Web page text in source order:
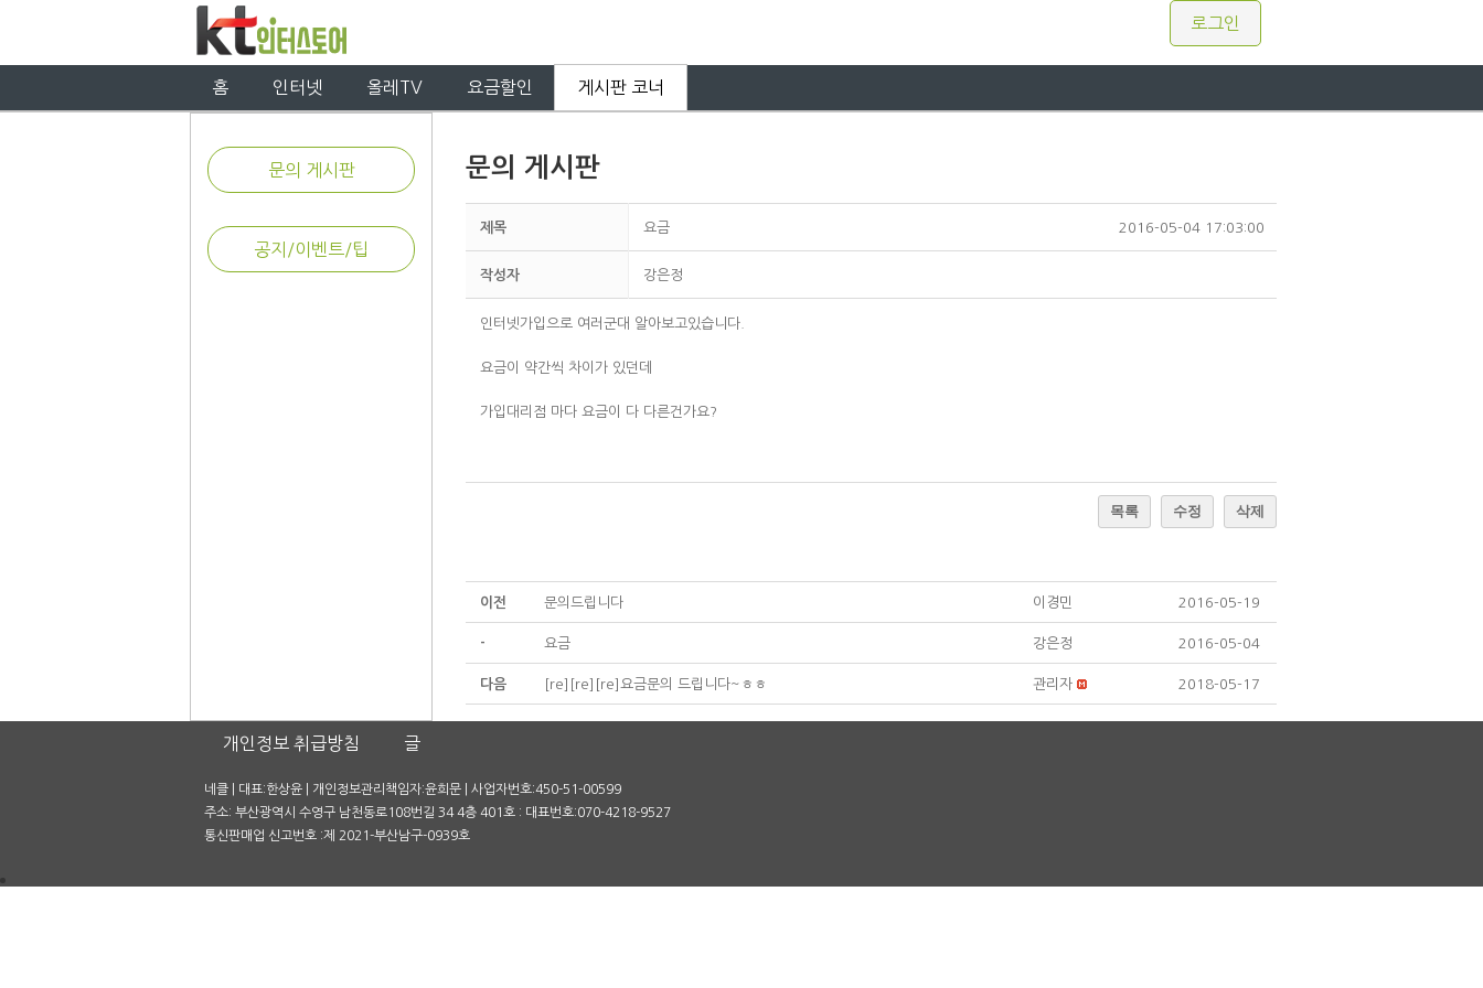
로그인
홈 인터넷 올레TV 요금할인 게시판 코너
문의 게시판
공지/이벤트/팁
문의 게시판
제목 요금 2016-05-04 17:03:00
작성자 강은정
인터넷가입으로 여러군대 알아보고있습니다.
요금이 약간씩 차이가 있던데
가입대리점 마다 요금이 다 다른건가요?
목록 수정 삭제
이전 문의드립니다 이경민 2016-05-19
- 요금 강은정 2016-05-04
다음 [re][re][re]요금문의 드립니다~ㅎㅎ 관리자 2018-05-17
개인정보 취급방침 글
네클 | 대표:한상윤 | 개인정보관리책임자:윤희문 | 사업자번호:450-51-00599
주소: 부산광역시 수영구 남천동로108번길 34 4층 401호 : 대표번호:070-4218-9527
통신판매업 신고번호 :제 2021-부산남구-0939호